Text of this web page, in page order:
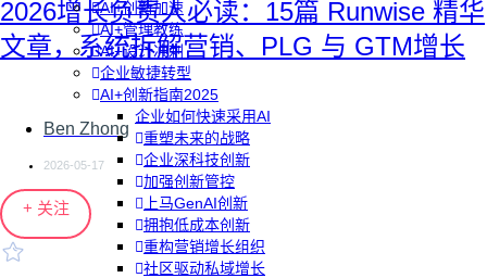
AI+创新加速
AI+管理教练
AI+设计冲刺
企业敏捷转型
AI+创新指南2025
企业如何快速采用AI
重塑未来的战略
企业深科技创新
加强创新管控
上马GenAI创新
拥抱低成本创新
重构营销增长组织
社区驱动私域增长
2026增长负责人必读：15篇 Runwise 精华
文章，系统拆解营销、PLG 与 GTM增长
Ben Zhong
2026-05-17
+ 关注